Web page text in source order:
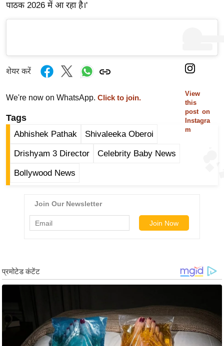
ग
सा
हि
ज
त
ऑ
टो
र्ल्ड
रं
ज
ग
पाठक 2026 में आ रहा है।'
View
this
post on
Instagra
m
शेयर करें
We're now on WhatsApp. Click to join.
Tags
Abhishek Pathak Shivaleeka Oberoi
Drishyam 3 Director Celebrity Baby News
Bollywood News